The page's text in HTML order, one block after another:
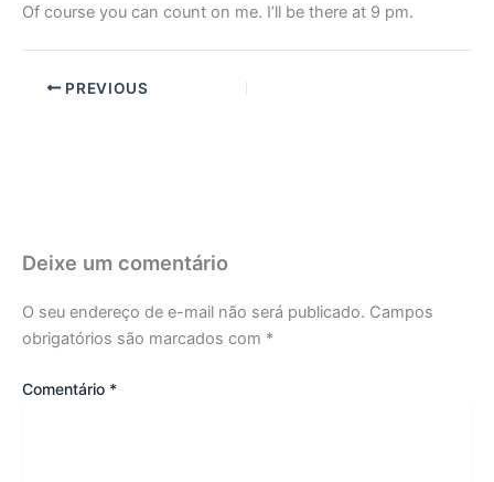
Of course you can count on me. I’ll be there at 9 pm.
PREVIOUS
Deixe um comentário
O seu endereço de e-mail não será publicado. Campos
obrigatórios são marcados com *
Comentário *